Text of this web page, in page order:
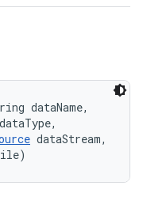
dataName,
dataType,
dataStream,